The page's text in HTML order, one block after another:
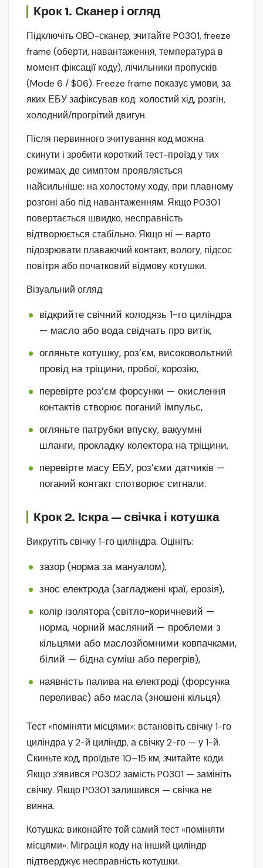
Крок 1. Сканер і огляд
Підключіть OBD-сканер, зчитайте P0301, freeze
frame (оберти, навантаження, температура в
момент фіксації коду), лічильники пропусків
(Mode 6 / $06). Freeze frame показує умови, за
яких ЕБУ зафіксував код: холостий хід, розгін,
холодний/прогрітий двигун.
Після первинного зчитування код можна
скинути і зробити короткий тест-проїзд у тих
режимах, де симптом проявляється
найсильніше: на холостому ходу, при плавному
розгоні або під навантаженням. Якщо P0301
повертається швидко, несправність
відтворюється стабільно. Якщо ні — варто
підозрювати плаваючий контакт, вологу, підсос
повітря або початковий відмову котушки.
Візуальний огляд:
відкрийте свічний колодязь 1-го циліндра
— масло або вода свідчать про витік,
огляньте котушку, роз’єм, високовольтний
провід на тріщини, пробої, корозію,
перевірте роз’єм форсунки — окислення
контактів створює поганий імпульс,
огляньте патрубки впуску, вакуумні
шланги, прокладку колектора на тріщини,
перевірте масу ЕБУ, роз’єми датчиків —
поганий контакт спотворює сигнали.
Крок 2. Іскра — свічка і котушка
Викрутіть свічку 1-го циліндра. Оцініть:
зазор (норма за мануалом),
знос електрода (загладжені краї, ерозія),
колір ізолятора (світло-коричневий —
норма, чорний масляний — проблеми з
кільцями або маслозйомними ковпачками,
білий — бідна суміш або перегрів),
наявність палива на електроді (форсунка
переливає) або масла (зношені кільця).
Тест «поміняти місцями»: встановіть свічку 1-го
циліндра у 2-й циліндр, а свічку 2-го — у 1-й.
Скиньте код, проїдьте 10–15 км, зчитайте коди.
Якщо з’явився P0302 замість P0301 — замініть
свічку. Якщо P0301 залишився — свічка не
винна.
Котушка: виконайте той самий тест «поміняти
місцями». Міграція коду на інший циліндр
підтверджує несправність котушки.